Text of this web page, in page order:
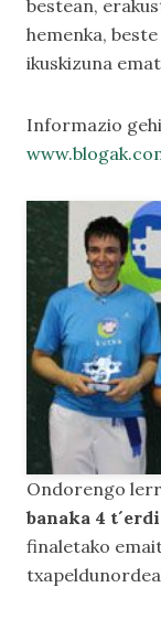
bestean,
hemenka,
ikuskizuna
Informazio
Ondorengo
banaka 4
finaletako